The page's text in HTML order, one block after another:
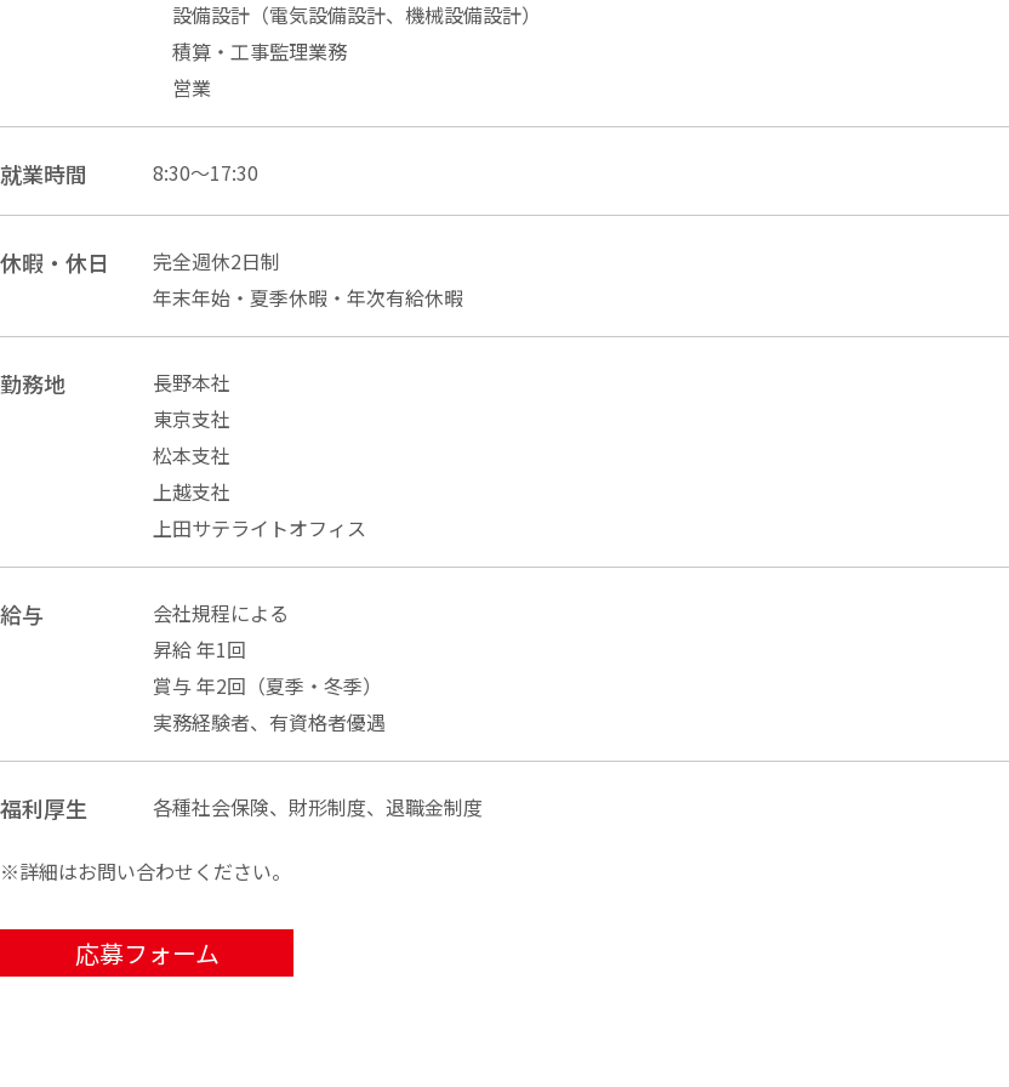
設備設計 （電気設備設計、機械設備設計）
積算・工事監理業務
営業
就業時間 8:30～17:30
休暇・休日
完全週休2日制
年末年始・夏季休暇・年次有給休暇
勤務地
長野本社
東京支社
松本支社
上越支社
上田サテライトオフィス
給与
会社規程による
昇給 年1回
賞与 年2回（夏季・冬季）
実務経験者、有資格者優遇
福利厚生 各種社会保険、財形制度、退職金制度
※詳細はお問い合わせください。
応募フォーム